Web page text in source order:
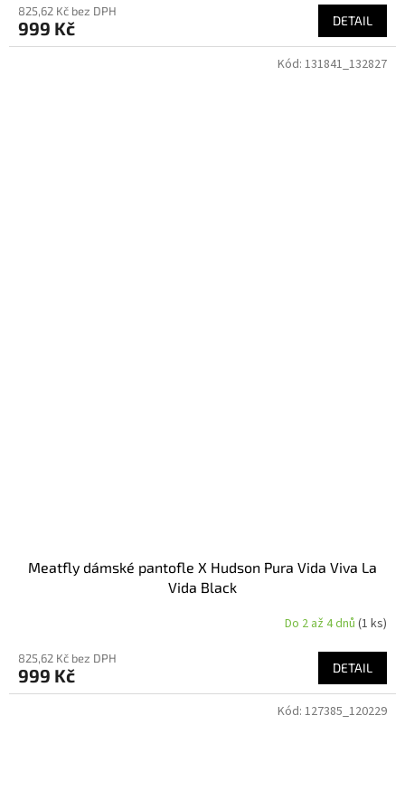
825,62 Kč bez DPH
999 Kč DETAIL
Meatfly dámské pantofle X Hudson Pura Vida Viva La
Vida Black
Do 2 až 4 dnů (1 ks)
825,62 Kč bez DPH
999 Kč DETAIL
Kód: 131841_132827
Kód: 127385_120229